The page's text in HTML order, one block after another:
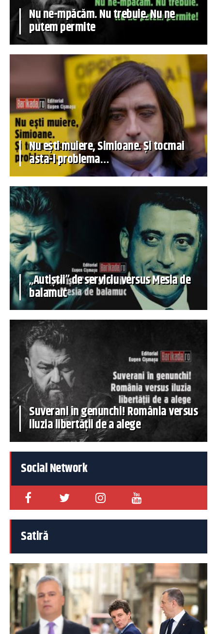
Nu ne-mpăcăm. Nu trebuie. Nu ne
putem permite
Nu ești muiere, Simioane. Și tocmai
asta-i problema…
„Autiștii” de serviciu versus Mesia de
balamuc
Suverani în genunchi! România versus
iluzia libertății de a alege
Social Network
Satiră